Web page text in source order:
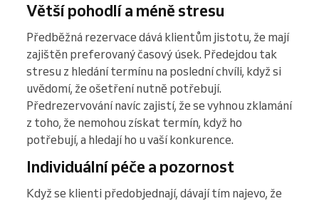
Větší pohodlí a méně stresu
Předběžná rezervace dává klientům jistotu, že mají
zajištěn preferovaný časový úsek. Předejdou tak
stresu z hledání termínu na poslední chvíli, když si
uvědomí, že ošetření nutně potřebují.
Předrezervování navíc zajistí, že se vyhnou zklamání
z toho, že nemohou získat termín, když ho
potřebují, a hledají ho u vaší konkurence.
Individuální péče a pozornost
Když se klienti předobjednají, dávají tím najevo, že